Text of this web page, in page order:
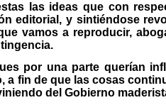
las ideas que con
editorial, y sintiéndose
vamos a reproducir,
por una parte querían
fin de que las cosas
del Gobierno